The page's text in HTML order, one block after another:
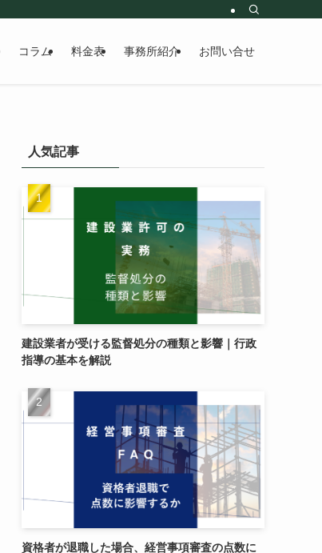
コラム 料金表 事務所紹介 お問い合せ
人気記事
建設業者が受ける監督処分の種類と影響｜行政
指導の基本を解説
資格者が退職した場合、経営事項審査の点数に